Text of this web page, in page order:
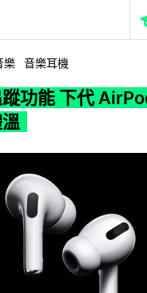
樂 音樂耳機
功能 下代